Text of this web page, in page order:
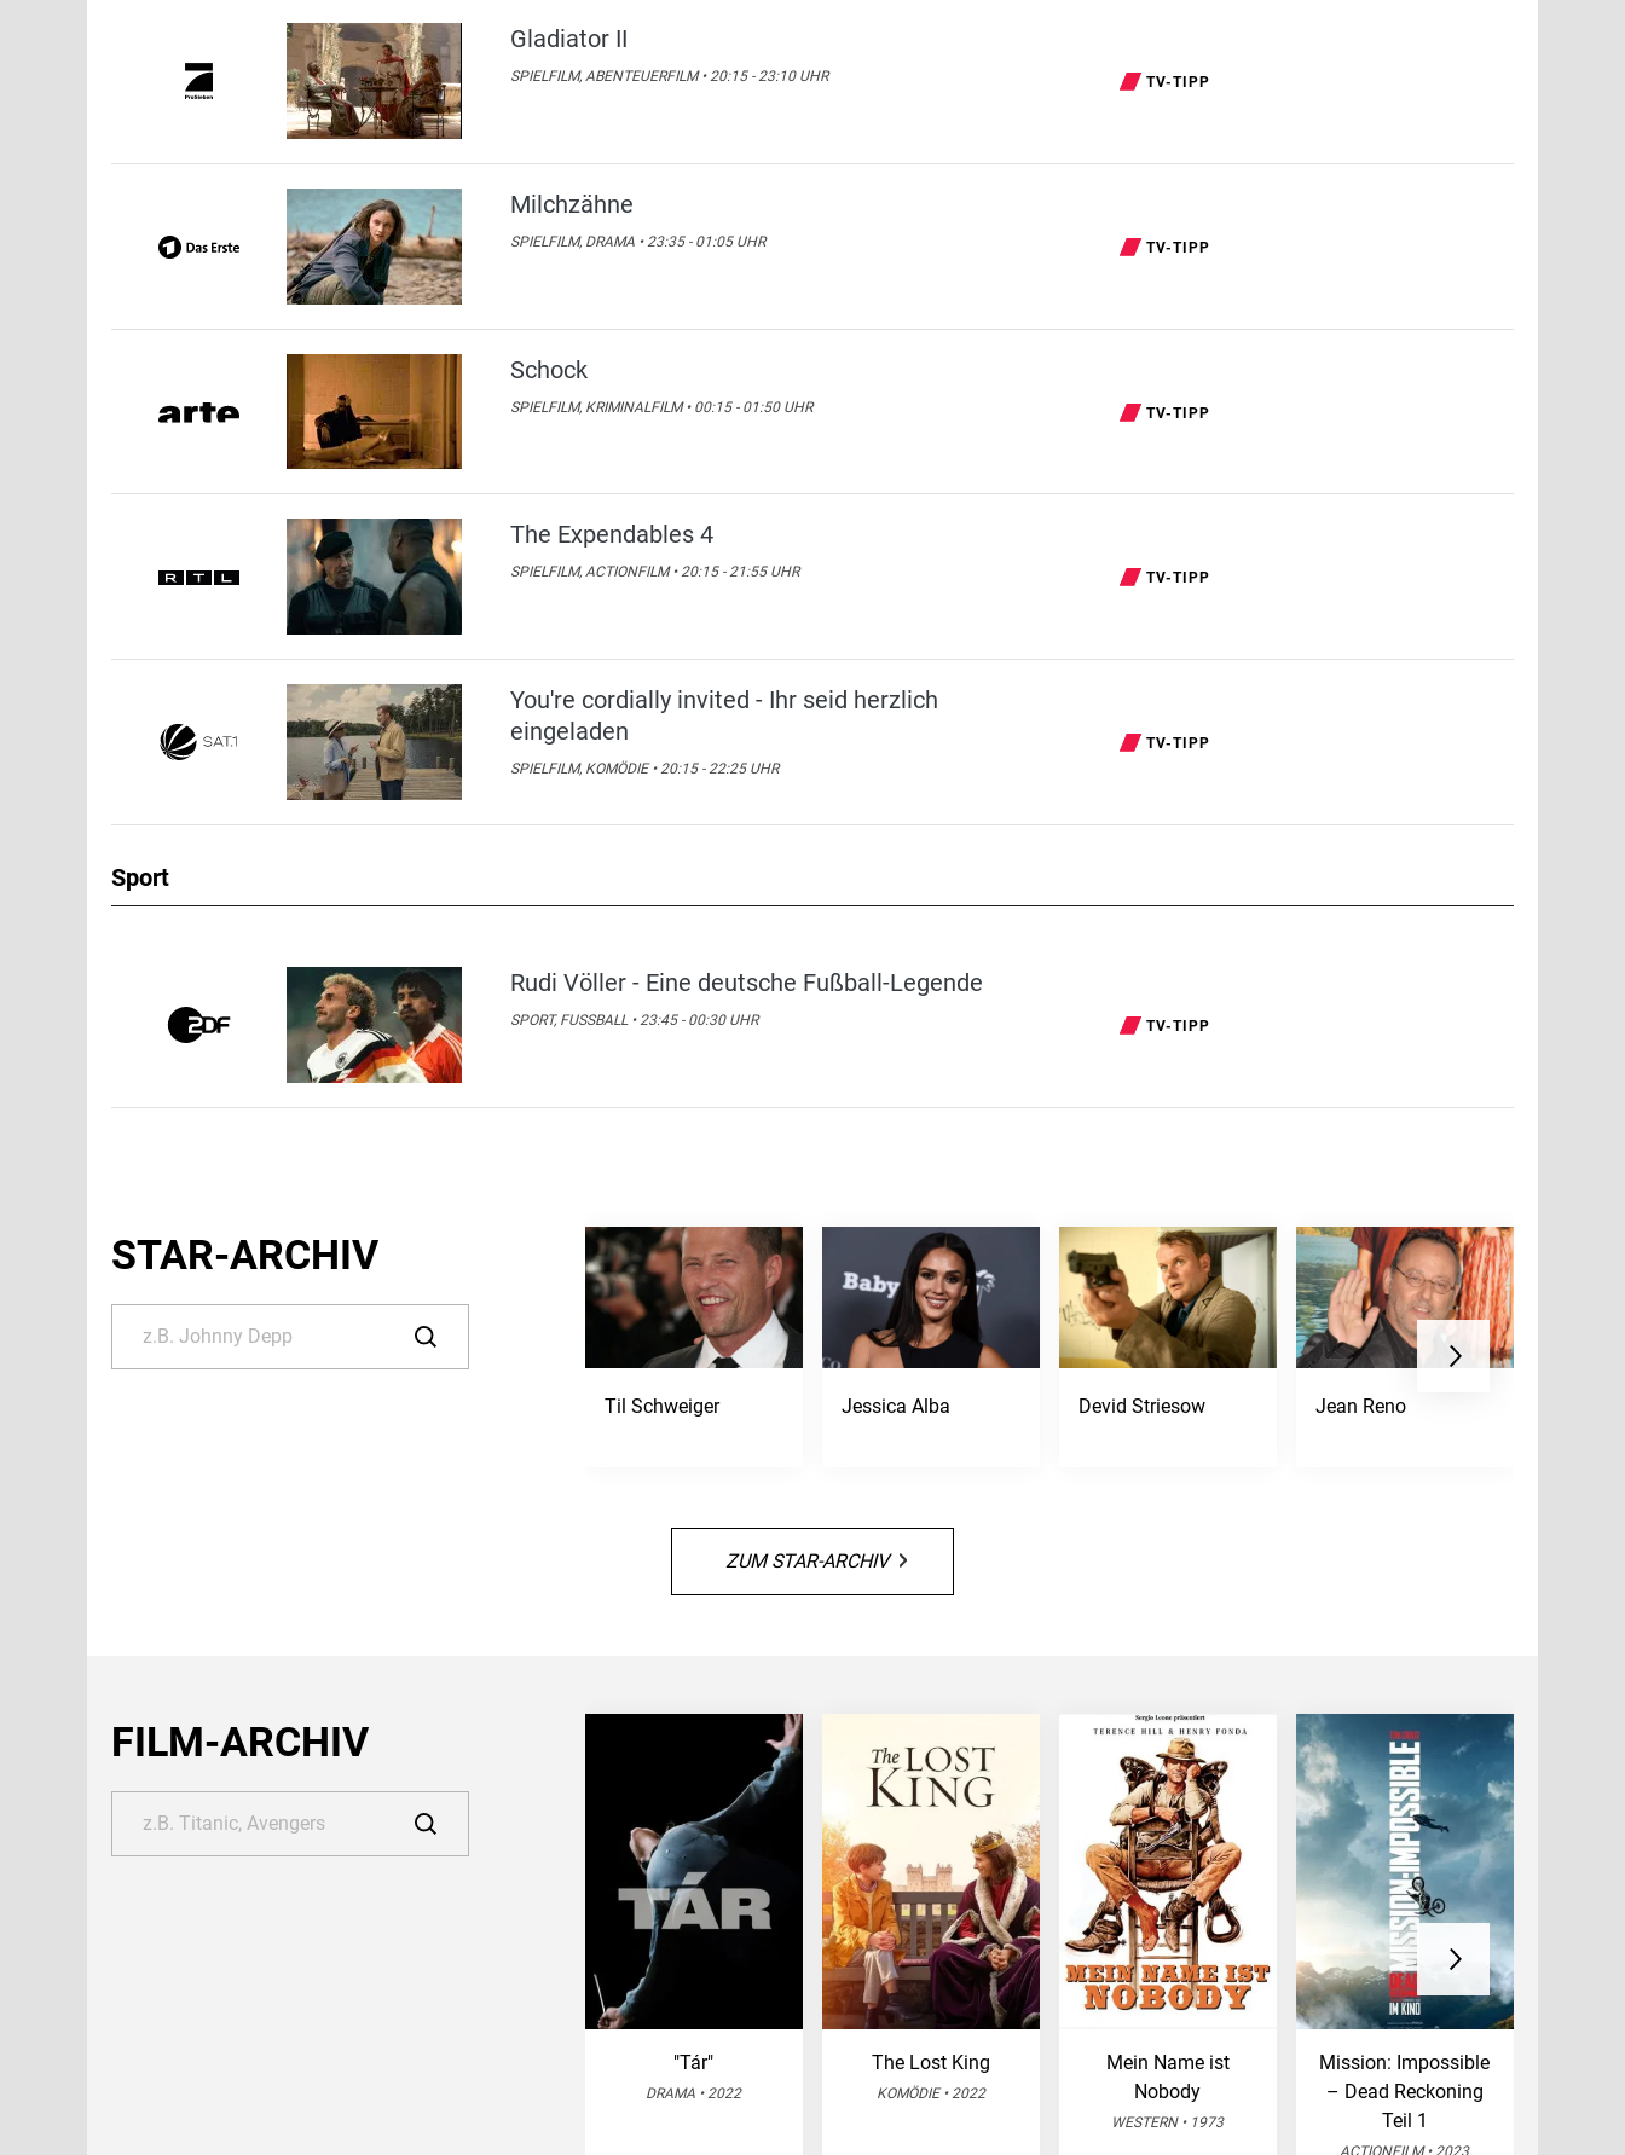
Gladiator II
SPIELFILM, ABENTEUERFILM • 20:15 - 23:10 UHR TV-TIPP
Milchzähne
SPIELFILM, DRAMA • 23:35 - 01:05 UHR TV-TIPP
Schock
SPIELFILM, KRIMINALFILM • 00:15 - 01:50 UHR TV-TIPP
The Expendables 4
SPIELFILM, ACTIONFILM • 20:15 - 21:55 UHR TV-TIPP
You're cordially invited - Ihr seid herzlich
eingeladen
SPIELFILM, KOMÖDIE • 20:15 - 22:25 UHR
TV-TIPP
Sport
Rudi Völler - Eine deutsche Fußball-Legende
SPORT, FUSSBALL • 23:45 - 00:30 UHR TV-TIPP
STAR-ARCHIV
Til Schweiger Jessica Alba Devid Striesow Jean Reno
ZUM STAR-ARCHIV
FILM-ARCHIV
"Tár"
DRAMA • 2022
The Lost King
KOMÖDIE • 2022
Mein Name ist
Nobody
WESTERN • 1973
Mission: Impossible
– Dead Reckoning
Teil 1
ACTIONFILM • 2023